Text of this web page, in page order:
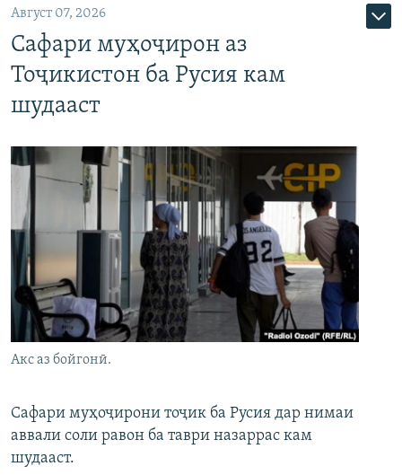
Август 07, 2026
Сафари муҳоҷирон аз
Тоҷикистон ба Русия кам
шудааст
Акс аз бойгонӣ.
Сафари муҳоҷирони тоҷик ба Русия дар нимаи
аввали соли равон ба таври назаррас кам
шудааст.